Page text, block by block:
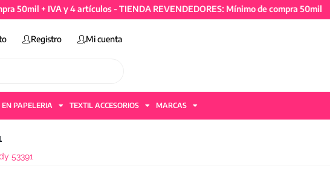
50mil + IVA y 4 artículos - TIENDA REVENDEDORES: Mínimo de compra 50mil +
Registro Mi cuenta
PAPELERIA TEXTIL ACCESORIOS MARCAS
53391